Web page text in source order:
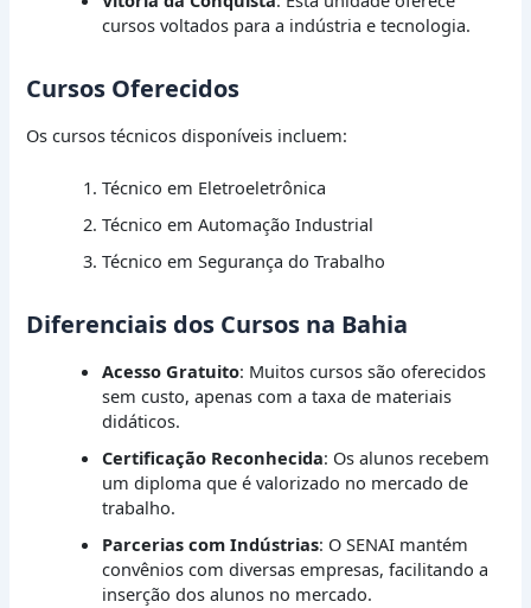
cursos voltados para a indústria e tecnologia.
Cursos Oferecidos
Os cursos técnicos disponíveis incluem:
Técnico em Eletroeletrônica
Técnico em Automação Industrial
Técnico em Segurança do Trabalho
Diferenciais dos Cursos na Bahia
Acesso Gratuito: Muitos cursos são oferecidos
sem custo, apenas com a taxa de materiais
didáticos.
Certificação Reconhecida: Os alunos recebem
um diploma que é valorizado no mercado de
trabalho.
Parcerias com Indústrias: O SENAI mantém
convênios com diversas empresas, facilitando a
inserção dos alunos no mercado.